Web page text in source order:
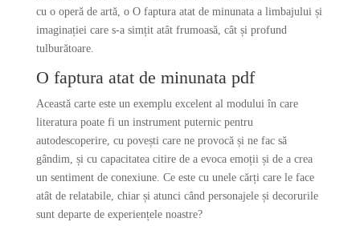
cu o operă de artă, o O faptura atat de minunata a limbajului și
imaginației care s-a simțit atât frumoasă, cât și profund
tulburătoare.
O faptura atat de minunata pdf
Această carte este un exemplu excelent al modului în care
literatura poate fi un instrument puternic pentru
autodescoperire, cu povești care ne provocă și ne fac să
gândim, și cu capacitatea citire de a evoca emoții și de a crea
un sentiment de conexiune. Ce este cu unele cărți care le face
atât de relatabile, chiar și atunci când personajele și decorurile
sunt departe de experiențele noastre?